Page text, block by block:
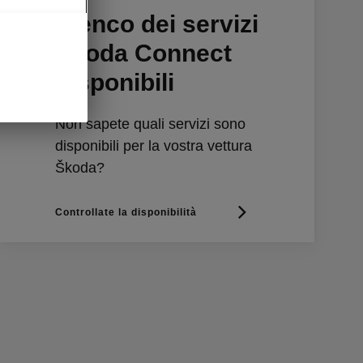
Elenco dei servizi
Škoda Connect
disponibili
Non sapete quali servizi sono
disponibili per la vostra vettura
Škoda?
Controllate la disponibilità